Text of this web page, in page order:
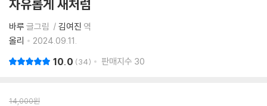
자유롭게 새처럼
바루 글그림 김여진 역
올리
2024.09.11.
10.0 34 판매지수 30
14,000원